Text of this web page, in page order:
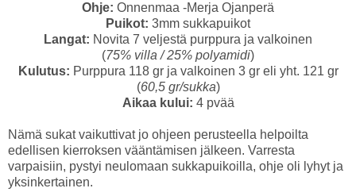
Ohje: Onnenmaa -Merja Ojanperä
Puikot: 3mm sukkapuikot
Langat: Novita 7 veljestä purppura ja valkoinen
(75% villa / 25% polyamidi)
Kulutus: Purppura 118 gr ja valkoinen 3 gr eli yht. 121 gr
(60,5 gr/sukka)
Aikaa kului: 4 pvää
Nämä sukat vaikuttivat jo ohjeen perusteella helpoilta
edellisen kierroksen vääntämisen jälkeen. Varresta
varpaisiin, pystyi neulomaan sukkapuikoilla, ohje oli lyhyt ja
yksinkertainen.